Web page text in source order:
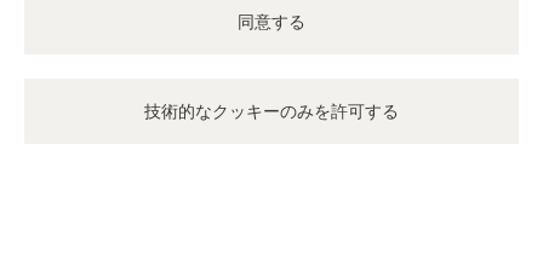
同意する
技術的なクッキーのみを許可する